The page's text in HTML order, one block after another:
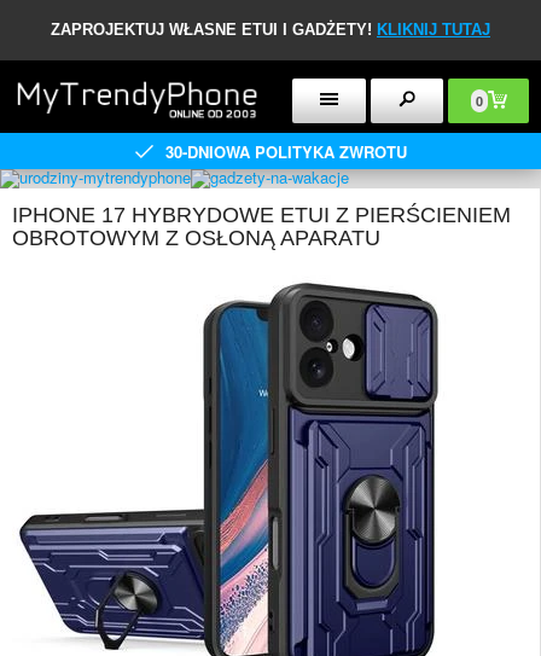
ZAPROJEKTUJ WŁASNE ETUI I GADŻETY! KLIKNIJ TUTAJ
0
30-DNIOWA POLITYKA ZWROTU
IPHONE 17 HYBRYDOWE ETUI Z PIERŚCIENIEM
OBROTOWYM Z OSŁONĄ APARATU